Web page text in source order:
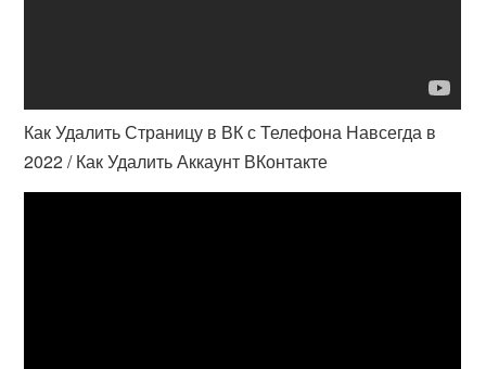
Как Удалить Страницу в ВК с Телефона Навсегда в
2022 / Как Удалить Аккаунт ВКонтакте